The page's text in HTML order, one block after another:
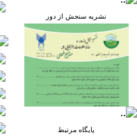
Journal
of
Rangeland
Science
نشریه سنجش از دور
پایگاه مرتبط